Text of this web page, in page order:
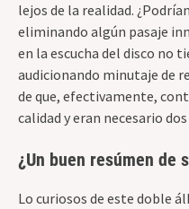
lejos de la realidad.
eliminando algún pasaje
en la escucha del disco no
audicionando minutaje de
de que, efectivamente,
calidad y eran necesario
¿Un buen resúmen de
Lo curiosos de este doble